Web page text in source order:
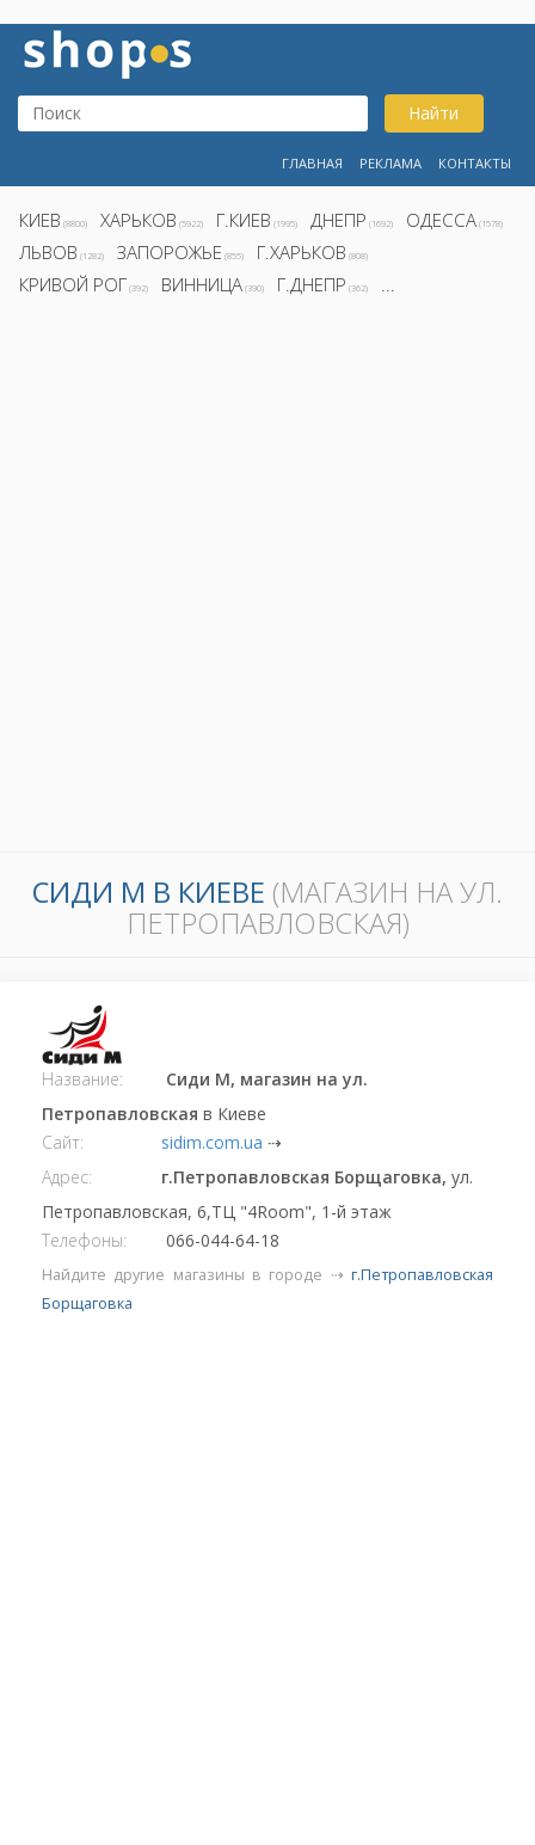
Найти
ГЛАВНАЯ РЕКЛАМА КОНТАКТЫ
КИЕВ (8800) ХАРЬКОВ (5922) Г.КИЕВ (1995) ДНЕПР (1692) ОДЕССА (1578)
ЛЬВОВ (1282) ЗАПОРОЖЬЕ (855) Г.ХАРЬКОВ (808)
КРИВОЙ РОГ (392) ВИННИЦА (390) Г.ДНЕПР (362) ...
СИДИ М В КИЕВЕ (МАГАЗИН НА УЛ.
ПЕТРОПАВЛОВСКАЯ)
Название:
Сиди М, магазин на ул.
Петропавловская в Киеве
Сайт:
sidim.com.ua ⇢
Адрес:
г.Петропавловская Борщаговка, ул.
Петропавловская, 6,ТЦ "4Room", 1-й этаж
Телефоны:
066-044-64-18
Найдите другие магазины в городе ⇢ г.Петропавловская
Борщаговка